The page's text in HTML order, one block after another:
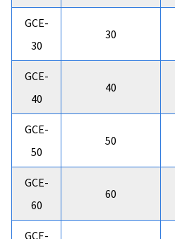
GCE-
30
30
GCE-
40
40
GCE-
50
50
GCE-
60
60
GCE-